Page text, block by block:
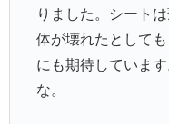
りました。シート
体が壊れたとして
にも期待していま
な。